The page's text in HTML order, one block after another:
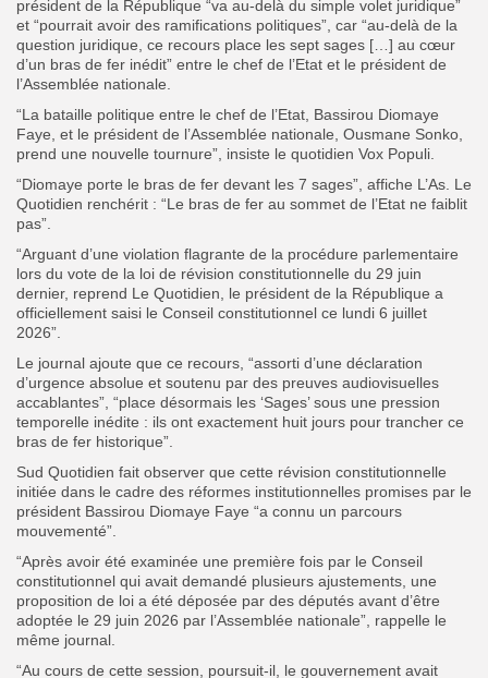
président de la République “va au-delà du simple volet juridique”
et “pourrait avoir des ramifications politiques”, car “au-delà de la
question juridique, ce recours place les sept sages […] au cœur
d’un bras de fer inédit” entre le chef de l’Etat et le président de
l’Assemblée nationale.
“La bataille politique entre le chef de l’Etat, Bassirou Diomaye
Faye, et le président de l’Assemblée nationale, Ousmane Sonko,
prend une nouvelle tournure”, insiste le quotidien Vox Populi.
“Diomaye porte le bras de fer devant les 7 sages”, affiche L’As. Le
Quotidien renchérit : “Le bras de fer au sommet de l’Etat ne faiblit
pas”.
“Arguant d’une violation flagrante de la procédure parlementaire
lors du vote de la loi de révision constitutionnelle du 29 juin
dernier, reprend Le Quotidien, le président de la République a
officiellement saisi le Conseil constitutionnel ce lundi 6 juillet
2026”.
Le journal ajoute que ce recours, “assorti d’une déclaration
d’urgence absolue et soutenu par des preuves audiovisuelles
accablantes”, “place désormais les ‘Sages’ sous une pression
temporelle inédite : ils ont exactement huit jours pour trancher ce
bras de fer historique”.
Sud Quotidien fait observer que cette révision constitutionnelle
initiée dans le cadre des réformes institutionnelles promises par le
président Bassirou Diomaye Faye “a connu un parcours
mouvementé”.
“Après avoir été examinée une première fois par le Conseil
constitutionnel qui avait demandé plusieurs ajustements, une
proposition de loi a été déposée par des députés avant d’être
adoptée le 29 juin 2026 par l’Assemblée nationale”, rappelle le
même journal.
“Au cours de cette session, poursuit-il, le gouvernement avait